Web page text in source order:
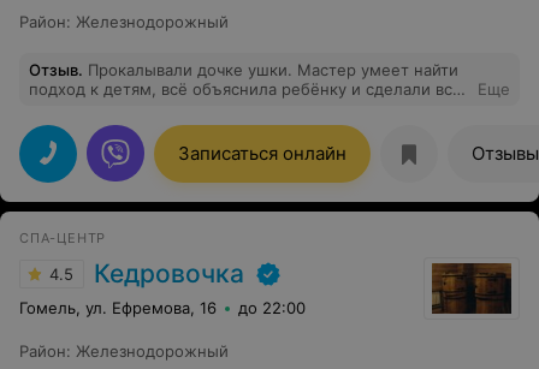
Район: Железнодорожный
Отзыв. Прокалывали дочке ушки. Мастер умеет найти
подход к детям, всё объяснила ребёнку и сделали все
Спасибо.
Еще
Записаться онлайн Отзывы
СПА-ЦЕНТР
4.5 Кедровочка
Гомель, ул. Ефремова, 16 до 22:00
Район: Железнодорожный